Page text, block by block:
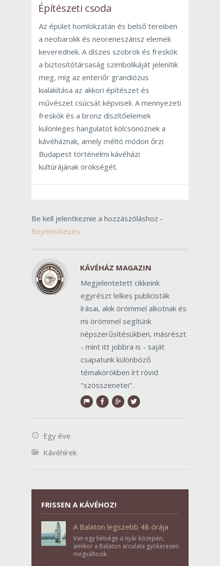
Építészeti csoda
Az épület homlokzatán és belső tereiben
a neobarokk és neoreneszánsz elemek
keverednek. A díszes szobrok és freskók
a biztosítótársaság szimbolikáját jelenítik
meg, míg az enteriőr grandiózus
kialakítása az akkori építészet és
művészet csúcsát képviseli. A mennyezeti
freskók és a bronz díszítőelemek
különleges hangulatot kölcsönöznek a
kávéháznak, amely méltó módon őrzi
Budapest történelmi kávéházi
kultúrájának örökségét.
Be kell jelentkeznie a hozzászóláshoz -
Bejelentkezés
KÁVÉHÁZ MAGAZIN
Megjelentetett cikkeink
egyrészt lelkes publicisták
írásai, akik örömmel alkotnak és
mi örömmel segítünk
népszerűsítésükben, másrészt
- mint itt jobbra is - saját
csapatunk különböző
témakörökben írt rövid
"szösszenetei".
Egy éve
Kávéhírek
FRISSEN A KÁVÉHOZ!
A Balaton legszebb 48 órája
Van egy hétvége a nyár közepén,
amikor a Balaton arculata gyökeresen
megváltozik.